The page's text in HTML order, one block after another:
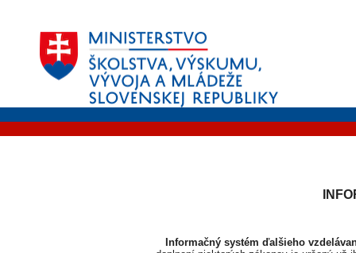
Informačný systém ďalšieho